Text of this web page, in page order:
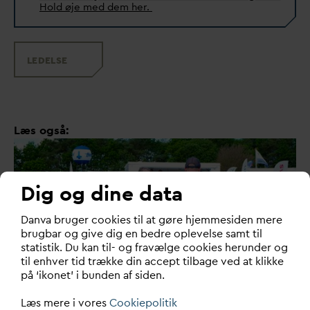
Hold øje med dem her.
LEDELSE
Læs også:
Dig og dine data
Danva bruger cookies til at gøre hjemmesiden mere
brugbar og give dig en bedre oplevelse samt til
statistik. Du kan til- og fravælge cookies herunder og
til enhver tid trække din accept tilbage ved at klikke
på ‘ikonet’ i bunden af siden.
Læs mere i voresCookiepolitik